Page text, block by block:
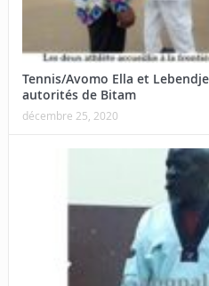
Tennis/Avomo Ella et
autorités de Bitam
décembre 25, 2020